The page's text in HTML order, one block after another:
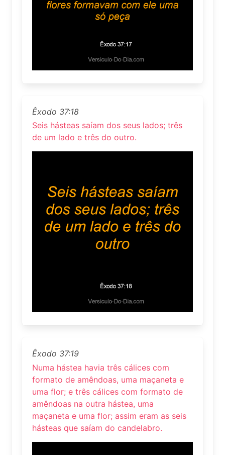
Êxodo 37:18
Seis hásteas saíam dos seus lados; três
de um lado e três do outro.
Êxodo 37:19
Numa hástea havia três cálices com
formato de amêndoas, uma maçaneta e
uma flor; e três cálices com formato de
amêndoas na outra hástea, uma
maçaneta e uma flor; assim eram as seis
hásteas que saíam do candelabro.